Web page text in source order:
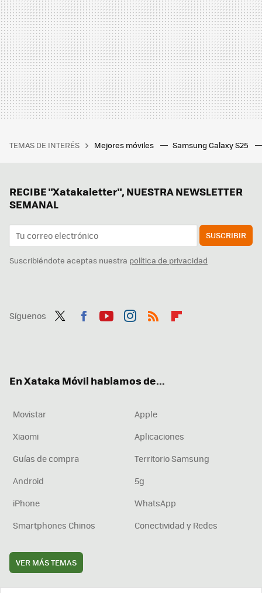
TEMAS DE INTERÉS Mejores móviles Samsung Galaxy S25
RECIBE "Xatakaletter", NUESTRA NEWSLETTER
SEMANAL
SUSCRIBIR
Suscribiéndote aceptas nuestra política de privacidad
Síguenos
En Xataka Móvil hablamos de...
Movistar
Apple
Xiaomi
Aplicaciones
Guías de compra
Territorio Samsung
Android
5g
iPhone
WhatsApp
Smartphones Chinos
Conectividad y Redes
VER MÁS TEMAS